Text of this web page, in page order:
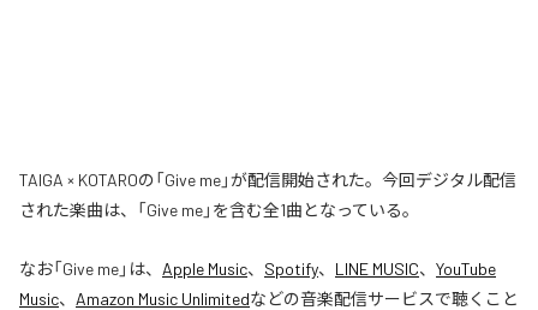
TAIGA × KOTAROの「Give me」が配信開始された。今回デジタル配信
された楽曲は、「Give me」を含む全1曲となっている。
なお「Give me」は、 Apple Music、 Spotify、 LINE MUSIC、 YouTube
Music、 Amazon Music Unlimitedなどの音楽配信サービスで聴くこと